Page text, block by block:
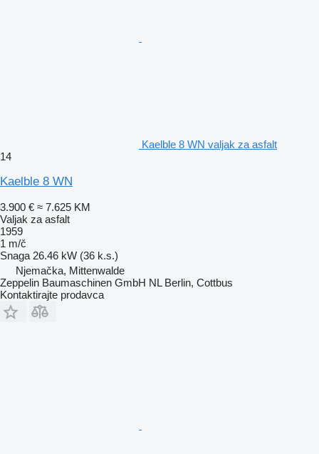
Kaelble 8 WN valjak za asfalt
14
Kaelble 8 WN
3.900 € ≈ 7.625 KM
Valjak za asfalt
1959
1 m/č
Snaga 26.46 kW (36 k.s.)
Njemačka, Mittenwalde
Zeppelin Baumaschinen GmbH NL Berlin, Cottbus
Kontaktirajte prodavca